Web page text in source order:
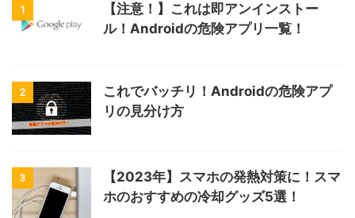
1
【注意！】これは即アンインストー
ル！Androidの危険アプリ一覧！
2
これでバッチリ！Androidの危険アプ
リの見分け方
3
【2023年】スマホの発熱対策に！スマ
ホのおすすめの冷却グッズ5選！